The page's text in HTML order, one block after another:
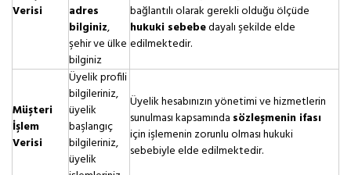
Verisi
adres
bilginiz,
şehir ve ülke
bilginiz
bağlantılı olarak gerekli olduğu ölçüde
hukuki sebebedayalı şekilde elde
edilmektedir.
Müşteri
İşlem
Verisi
Üyelik profili
bilgileriniz,
üyelik
başlangıç
bilgileriniz,
üyelik
Üyelik hesabınızın yönetimi ve hizmetlerin
sunulması kapsamında sözleşmenin ifası
için işlemenin zorunlu olması hukuki
sebebiyle elde edilmektedir.